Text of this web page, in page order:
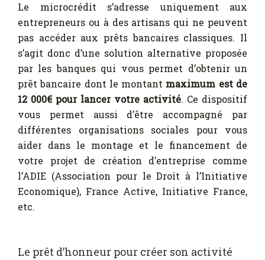
Le microcrédit s’adresse uniquement aux
entrepreneurs ou à des artisans qui ne peuvent
pas accéder aux prêts bancaires classiques. Il
s’agit donc d’une solution alternative proposée
par les banques qui vous permet d’obtenir un
prêt bancaire dont le montant maximum est de
12 000€ pour lancer votre activité. Ce dispositif
vous permet aussi d’être accompagné par
différentes organisations sociales pour vous
aider dans le montage et le financement de
votre projet de création d’entreprise comme
l’ADIE (Association pour le Droit à l’Initiative
Economique), France Active, Initiative France,
etc.
Le prêt d’honneur pour créer son activité